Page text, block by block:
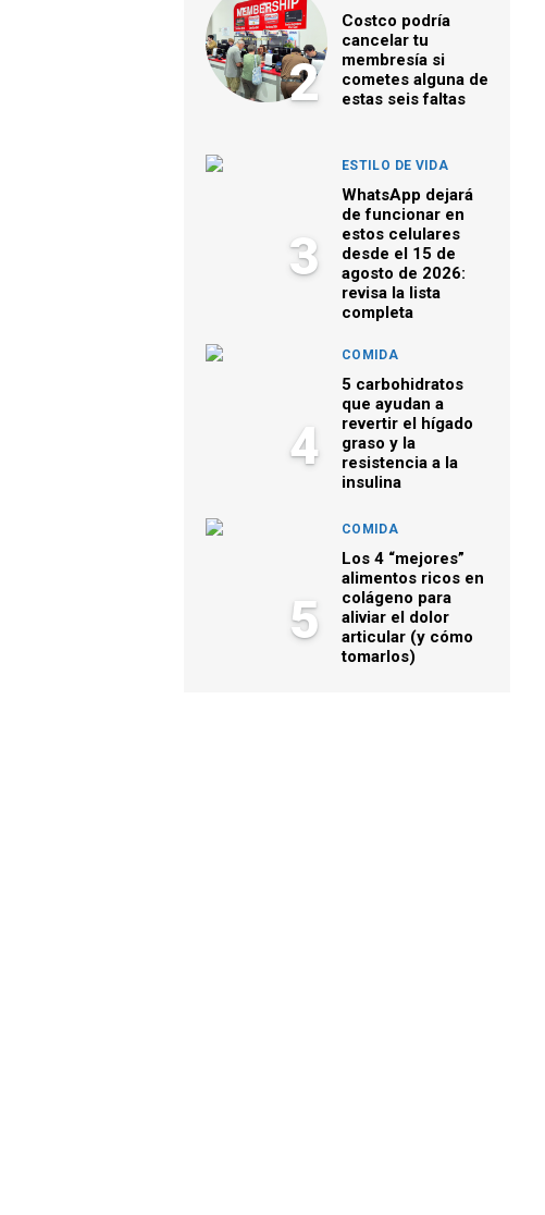
2
Costco podría
cancelar tu
membresía si
cometes alguna de
estas seis faltas
3
ESTILO DE VIDA
WhatsApp dejará
de funcionar en
estos celulares
desde el 15 de
agosto de 2026:
revisa la lista
completa
4
COMIDA
5 carbohidratos
que ayudan a
revertir el hígado
graso y la
resistencia a la
insulina
5
COMIDA
Los 4 “mejores”
alimentos ricos en
colágeno para
aliviar el dolor
articular (y cómo
tomarlos)